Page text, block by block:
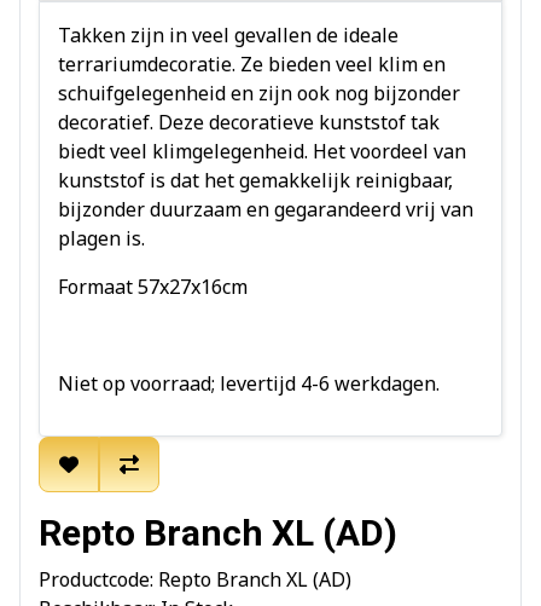
Takken zijn in veel gevallen de ideale
terrariumdecoratie. Ze bieden veel klim en
schuifgelegenheid en zijn ook nog bijzonder
decoratief. Deze decoratieve kunststof tak
biedt veel klimgelegenheid. Het voordeel van
kunststof is dat het gemakkelijk reinigbaar,
bijzonder duurzaam en gegarandeerd vrij van
plagen is.
Formaat 57x27x16cm
Niet op voorraad; levertijd 4-6 werkdagen.
Repto Branch XL (AD)
Productcode: Repto Branch XL (AD)